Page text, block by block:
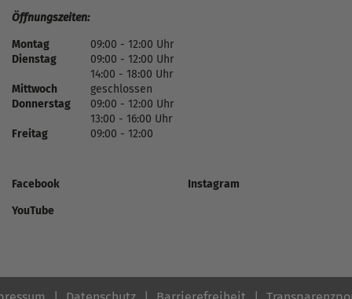
Öffnungszeiten:
Montag
09:00 - 12:00 Uhr
Dienstag
09:00 - 12:00 Uhr
14:00 - 18:00 Uhr
Mittwoch
geschlossen
Donnerstag
09:00 - 12:00 Uhr
13:00 - 16:00 Uhr
Freitag
09:00 - 12:00
Facebook
Instagram
YouTube